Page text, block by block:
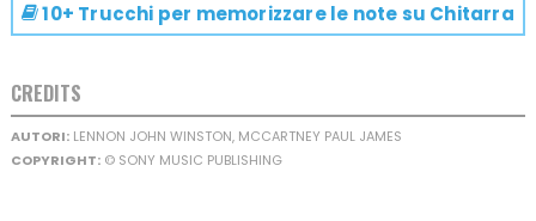
10+ Trucchi per memorizzare le note su Chitarra
CREDITS
AUTORI:LENNON JOHN WINSTON, MCCARTNEY PAUL JAMES
COPYRIGHT:© SONY MUSIC PUBLISHING